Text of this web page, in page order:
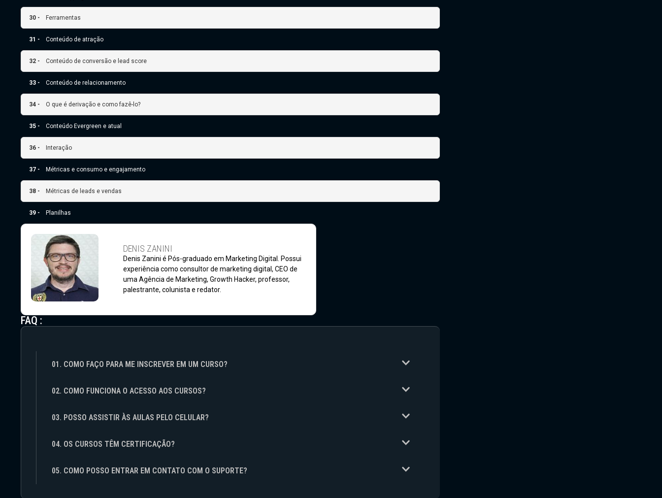
30 - Ferramentas
31 - Conteúdo de atração
32 - Conteúdo de conversão e lead score
33 - Conteúdo de relacionamento
34 - O que é derivação e como fazê-lo?
35 - Conteúdo Evergreen e atual
36 - Interação
37 - Métricas e consumo e engajamento
38 - Métricas de leads e vendas
39 - Planilhas
DENIS ZANINI
Denis Zanini é Pós-graduado em Marketing Digital. Possui
experiência como consultor de marketing digital, CEO de
uma Agência de Marketing, Growth Hacker, professor,
palestrante, colunista e redator.
FAQ :
01. COMO FAÇO PARA ME INSCREVER EM UM CURSO?
02. COMO FUNCIONA O ACESSO AOS CURSOS?
03. POSSO ASSISTIR ÀS AULAS PELO CELULAR?
04. OS CURSOS TÊM CERTIFICAÇÃO?
05. COMO POSSO ENTRAR EM CONTATO COM O SUPORTE?